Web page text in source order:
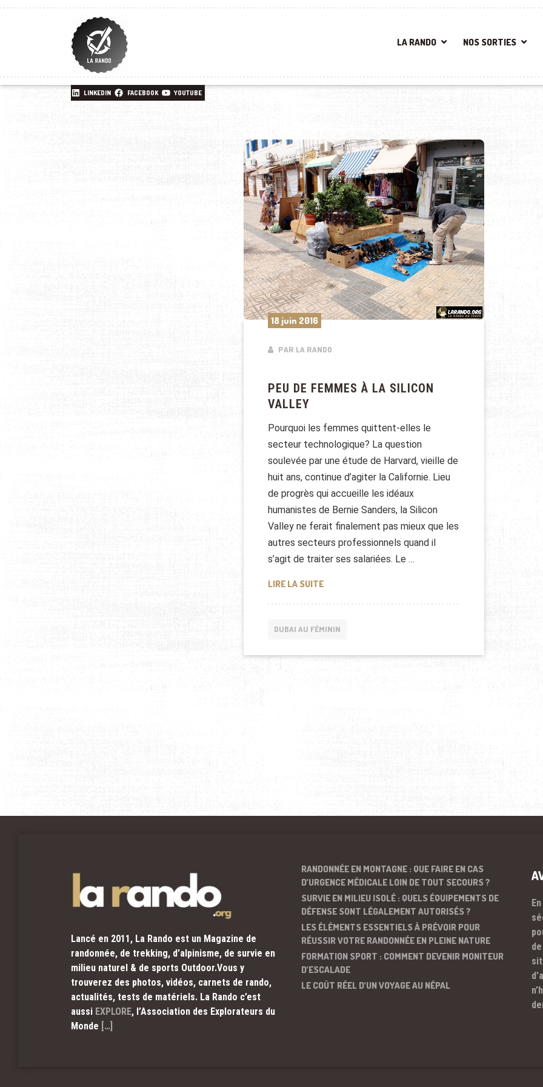
LA RANDO NOS SORTIES
LINKEDIN FACEBOOK YOUTUBE
18 juin 2016
PAR LA RANDO
PEU DE FEMMES À LA SILICON
VALLEY
Pourquoi les femmes quittent-elles le
secteur technologique? La question
soulevée par une étude de Harvard, vieille de
huit ans, continue d’agiter la Californie. Lieu
de progrès qui accueille les idéaux
humanistes de Bernie Sanders, la Silicon
Valley ne ferait finalement pas mieux que les
autres secteurs professionnels quand il
s’agit de traiter ses salariées. Le …
LIRE LA SUITEPEU DE FEMMES À LA SILICON VALLEY
DUBAI AU FÉMININ
Lancé en 2011, La Rando est un Magazine de
randonnée, de trekking, d’alpinisme, de survie en
milieu naturel & de sports Outdoor.Vous y
trouverez des photos, vidéos, carnets de rando,
actualités, tests de matériels. La Rando c’est
aussi EXPLORE, l’Association des Explorateurs du
Monde […]
RANDONNÉE EN MONTAGNE : QUE FAIRE EN CAS
D’URGENCE MÉDICALE LOIN DE TOUT SECOURS ?
SURVIE EN MILIEU ISOLÉ : QUELS ÉQUIPEMENTS DE
DÉFENSE SONT LÉGALEMENT AUTORISÉS ?
LES ÉLÉMENTS ESSENTIELS À PRÉVOIR POUR
RÉUSSIR VOTRE RANDONNÉE EN PLEINE NATURE
FORMATION SPORT : COMMENT DEVENIR MONITEUR
D’ESCALADE
LE COÛT RÉEL D’UN VOYAGE AU NÉPAL